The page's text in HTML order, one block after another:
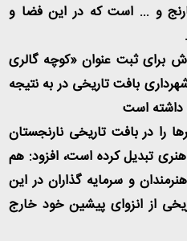
و ... است که در این فضا و
.
برای ثبت عنوان «کوچه گالری
بافت تاریخی در به نتیجه
است
را در بافت تاریخی نارنجستان
هنری تبدیل کرده است، افزود: هم
و سرمایه گذاران در این
از انزوای پیشین خود خارج